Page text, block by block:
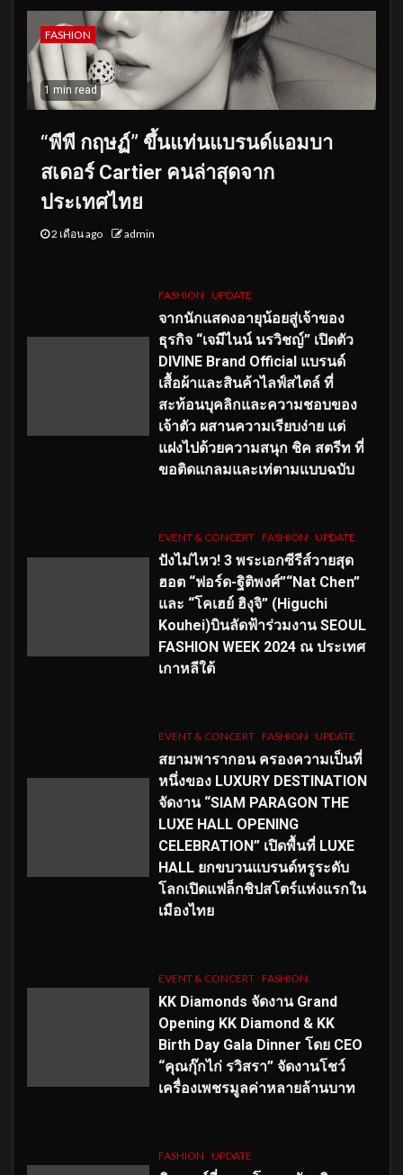
FASHION
1 min read
“พีพี กฤษฏ์” ขึ้นแท่นแบรนด์แอมบา
สเดอร์ Cartier คนล่าสุดจาก
ประเทศไทย
2 เดือน ago admin
FASHION UPDATE
จากนักแสดงอายุน้อยสู่เจ้าของ
ธุรกิจ “เจมีไนน์ นรวิชญ์” เปิดตัว
DIVINE Brand Official แบรนด์
เสื้อผ้าและสินค้าไลฟ์สไตล์ ที่
สะท้อนบุคลิกและความชอบของ
เจ้าตัว ผสานความเรียบง่าย แต่
แฝงไปด้วยความสนุก ชิค สตรีท ที่
ขอติดแกลมและเท่ตามแบบฉบับ
EVENT & CONCERT FASHION UPDATE
ปังไม่ไหว! 3 พระเอกซีรีส์วายสุด
ฮอต “ฟอร์ด-ฐิติพงศ์”“Nat Chen”
และ “โคเฮย์ ฮิงุจิ” (Higuchi
Kouhei)บินลัดฟ้าร่วมงาน SEOUL
FASHION WEEK 2024 ณ ประเทศ
เกาหลีใต้
EVENT & CONCERT FASHION UPDATE
สยามพารากอน ครองความเป็นที่
หนึ่งของ LUXURY DESTINATION
จัดงาน “SIAM PARAGON THE
LUXE HALL OPENING
CELEBRATION” เปิดพื้นที่ LUXE
HALL ยกขบวนแบรนด์หรูระดับ
โลกเปิดแฟล็กชิปสโตร์แห่งแรกใน
เมืองไทย
EVENT & CONCERT FASHION
KK Diamonds จัดงาน Grand
Opening KK Diamond & KK
Birth Day Gala Dinner โดย CEO
“คุณกุ๊กไก่ รวิสรา” จัดงานโชว์
เครื่องเพชรมูลค่าหลายล้านบาท
FASHION UPDATE